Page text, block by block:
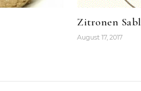
Zitronen
August 17, 2017